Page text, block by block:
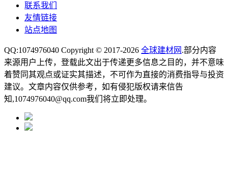
联系我们
友情链接
站点地图
QQ:1074976040 Copyright © 2017-2026 全球建材网 .部分内容
来源用户上传，登载此文出于传递更多信息之目的，并不意味
着赞同其观点或证实其描述，不可作为直接的消费指导与投资
建议。文章内容仅供参考，如有侵犯版权请来信告
知,1074976040@qq.com我们将立即处理。